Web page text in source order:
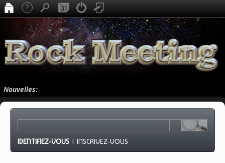
Nouvelles:
IDENTIFIEZ-VOUS |INSCRIVEZ-VOUS